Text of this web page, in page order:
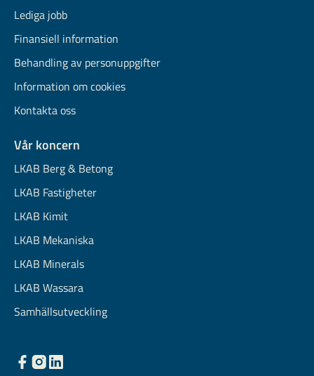
Lediga jobb
Finansiell information
Behandling av personuppgifter
Information om cookies
Kontakta oss
Vår koncern
LKAB Berg & Betong
LKAB Fastigheter
LKAB Kimit
LKAB Mekaniska
LKAB Minerals
LKAB Wassara
Samhällsutveckling